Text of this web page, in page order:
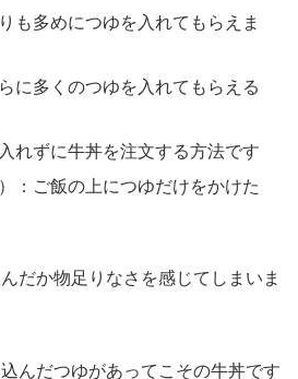
も多めにつゆを入れてもらえま
に多くのつゆを入れてもらえる
れずに牛丼を注文する方法です
：ご飯の上につゆだけをかけた
だか物足りなさを感じてしまいま
んだつゆがあってこその牛丼です